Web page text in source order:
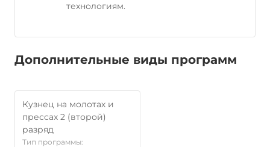
технологиям.
Дополнительные виды программ
Кузнец на молотах и
прессах 2 (второй)
разряд
Тип программы: